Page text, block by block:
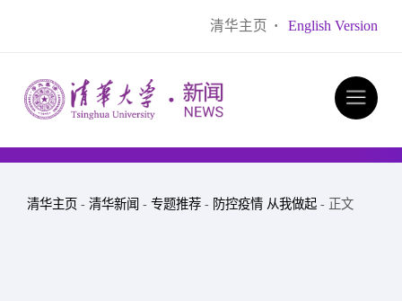
清华主页 · English Version
清华主页 - 清华新闻 - 专题推荐 - 防控疫情 从我做起 - 正文